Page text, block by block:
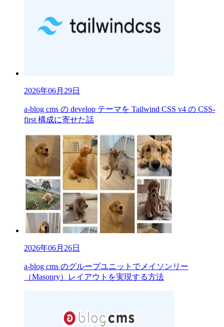
2026年06月29日
a-blog cms の develop テーマを Tailwind CSS v4 の CSS-
first 構成に寄せた話
2026年06月26日
a-blog cms のグループユニットでメイソンリー
（Masonry）レイアウトを実現する方法